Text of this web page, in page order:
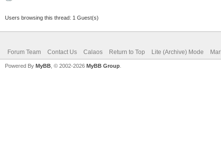
Users browsing this thread: 1 Guest(s)
Forum Team Contact Us Calaos Return to Top Lite (Archive) Mode
Powered By MyBB , © 2002-2026 MyBB Group